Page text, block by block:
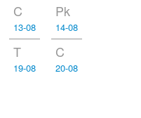
C
13-08
Pk
14-08
T
19-08
C
20-08